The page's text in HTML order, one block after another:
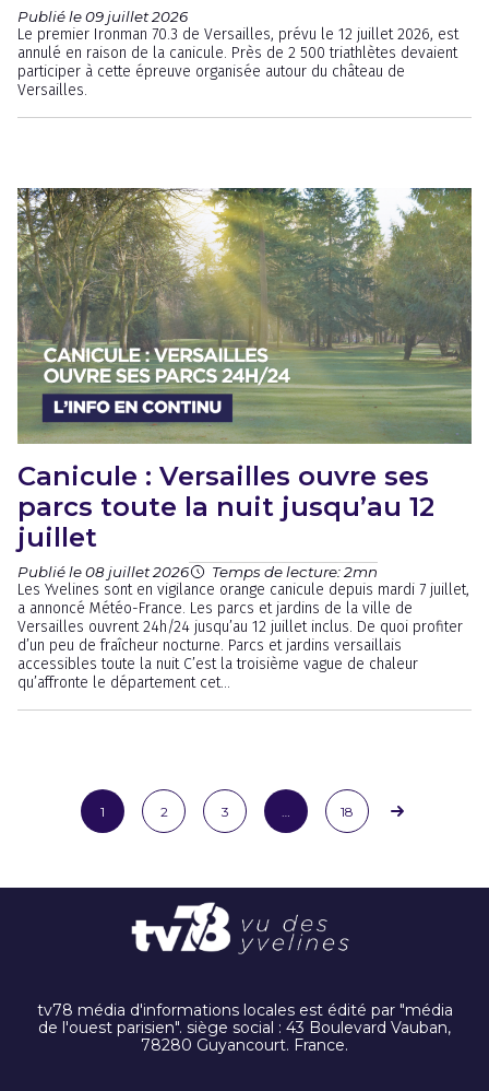
Publié le 09 juillet 2026
Le premier Ironman 70.3 de Versailles, prévu le 12 juillet 2026, est
annulé en raison de la canicule. Près de 2 500 triathlètes devaient
participer à cette épreuve organisée autour du château de
Versailles.
Canicule : Versailles ouvre ses
parcs toute la nuit jusqu’au 12
juillet
Publié le 08 juillet 2026 Temps de lecture: 2mn
Les Yvelines sont en vigilance orange canicule depuis mardi 7 juillet,
a annoncé Météo-France. Les parcs et jardins de la ville de
Versailles ouvrent 24h/24 jusqu’au 12 juillet inclus. De quoi profiter
d’un peu de fraîcheur nocturne. Parcs et jardins versaillais
accessibles toute la nuit C’est la troisième vague de chaleur
qu’affronte le département cet...
1 2 3 18
tv78 média d'informations locales est édité par "média
de l'ouest parisien". siège social : 43 Boulevard Vauban,
78280 Guyancourt. France.